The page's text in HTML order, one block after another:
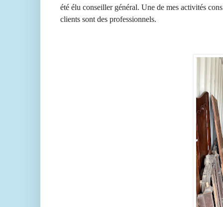
été élu conseiller général. Une de mes activités
clients sont des professionnels.